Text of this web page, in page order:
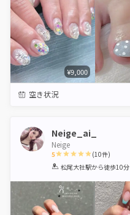
¥9,000
空き状況
Neige_ai_
Neige
5
1 2 3 4 5
(10件)
松尾大社駅から徒歩10分